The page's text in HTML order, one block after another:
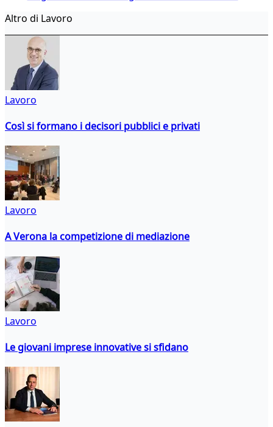
Altro di Lavoro
Lavoro
Così si formano i decisori pubblici e privati
Lavoro
A Verona la competizione di mediazione
Lavoro
Le giovani imprese innovative si sfidano